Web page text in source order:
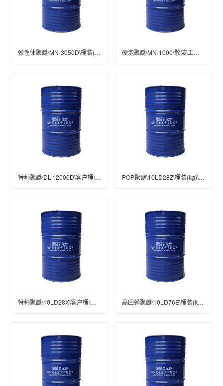
弹性体聚醚\MN-3050D\桶装(kg)\200\工业级 硬泡聚醚\MN-1000\散装\工业级
特种聚醚\DL-12000D\客户桶\桶装(kg)\200\工业级 POP聚醚\10LD28Z\桶装(kg)\200\工业级
特种聚醚\10LD28X\客户桶\桶装(kg)\200\工业级 高回弹聚醚\10LD76E\桶装(kg)\200\工业级